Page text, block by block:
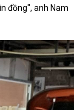
đồng", anh Nam